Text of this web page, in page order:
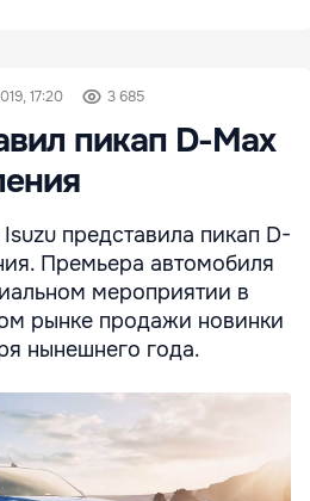
17:20 3 685
пикап D-Max
представила пикап D-
Премьера автомобиля
мероприятии в
рынке продажи новинки
нынешнего года.